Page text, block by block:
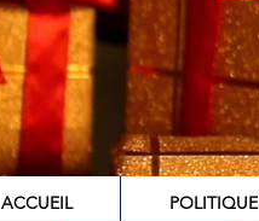
ACCUEIL POLITIQUE